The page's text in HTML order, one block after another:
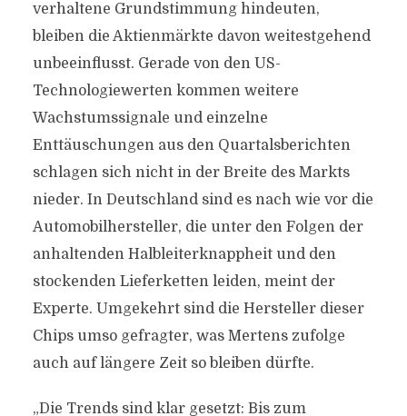
verhaltene Grundstimmung hindeuten,
bleiben die Aktienmärkte davon weitestgehend
unbeeinflusst. Gerade von den US-
Technologiewerten kommen weitere
Wachstumssignale und einzelne
Enttäuschungen aus den Quartalsberichten
schlagen sich nicht in der Breite des Markts
nieder. In Deutschland sind es nach wie vor die
Automobilhersteller, die unter den Folgen der
anhaltenden Halbleiterknappheit und den
stockenden Lieferketten leiden, meint der
Experte. Umgekehrt sind die Hersteller dieser
Chips umso gefragter, was Mertens zufolge
auch auf längere Zeit so bleiben dürfte.
„Die Trends sind klar gesetzt: Bis zum